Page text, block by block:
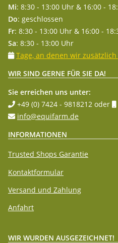
Mi: 8:30 - 13:00 Uhr & 16:00 -
Do: geschlossen
Fr: 8:30 - 13:00 Uhr & 16:00 -
Sa: 8:30 - 13:00 Uhr
Tage, an denen wir
WIR SIND GERNE FÜR SIE DA!
Sie erreichen uns unter:
+49 (0) 7424 - 9818212 oder
info@equifarm.de
INFORMATIONEN
Trusted Shops Garantie
Kontaktformular
Versand und Zahlung
Anfahrt
WIR WURDEN AUSGEZEICHNET!